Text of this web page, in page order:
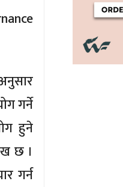
गर्ने
हुने
छ ।
गर्न